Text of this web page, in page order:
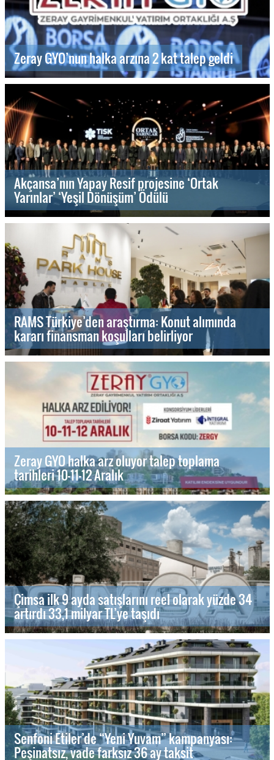
Zeray GYO’nun halka arzına 2 kat talep geldi
Akçansa’nın Yapay Resif projesine ‘Ortak
Yarınlar’ ‘Yeşil Dönüşüm’ Ödülü
RAMS Türkiye’den araştırma: Konut alımında
kararı finansman koşulları belirliyor
Zeray GYO halka arz oluyor talep toplama
tarihleri 10-11-12 Aralık
Çimsa ilk 9 ayda satışlarını reel olarak yüzde 34
artırdı 33,1 milyar TL’ye taşıdı
Senfoni Etiler’de “Yeni Yuvam” kampanyası:
Peşinatsız, vade farksız 36 ay taksit